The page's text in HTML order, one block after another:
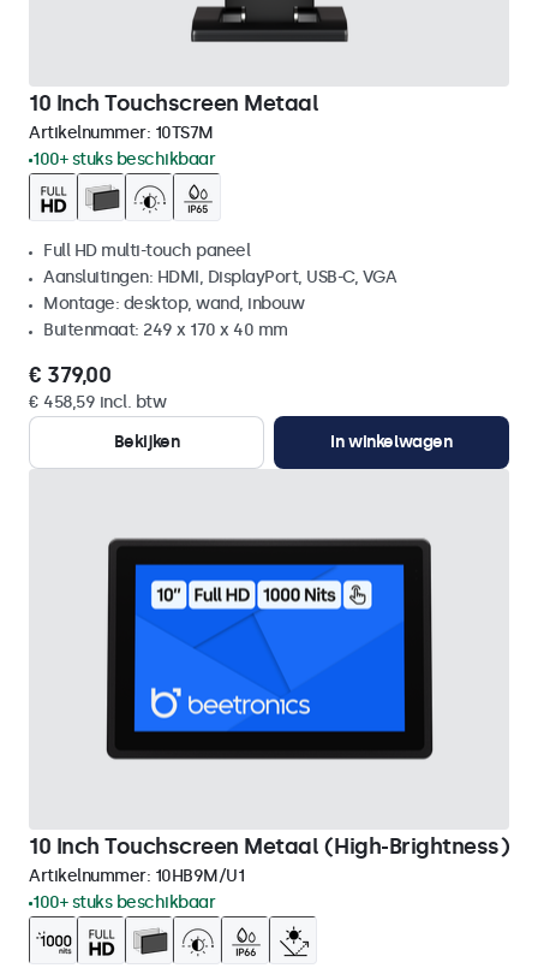
10 Inch Touchscreen Metaal
Artikelnummer: 10TS7M
100+ stuks beschikbaar
Full HD multi-touch paneel
Aansluitingen: HDMI, DisplayPort, USB-C, VGA
Montage: desktop, wand, inbouw
Buitenmaat: 249 x 170 x 40 mm
€ 379,00
€ 458,59 incl. btw
Bekijken
In winkelwagen
10 Inch Touchscreen Metaal (High-Brightness)
Artikelnummer: 10HB9M/U1
100+ stuks beschikbaar